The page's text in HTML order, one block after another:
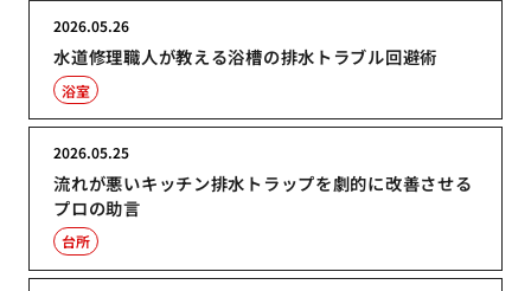
水道修理職人が教える浴槽の排水トラブル回避術
2026.05.26
浴室
流れが悪いキッチン排水トラップを劇的に改善させる
プロの助言
2026.05.25
台所